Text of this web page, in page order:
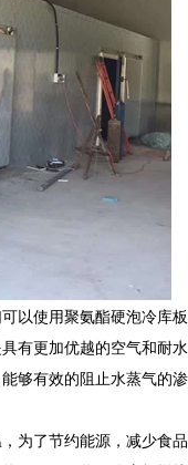
以使用聚氨酯硬泡冷库板
有更加优越的空气和耐水
够有效的阻止水蒸气的渗
为了节约能源，减少食品